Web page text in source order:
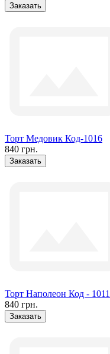
Заказать
Торт Медовик Код-1016
840 грн.
Заказать
Торт Наполеон Код - 1011
840 грн.
Заказать